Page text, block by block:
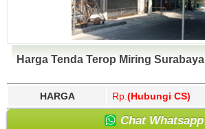
Harga Tenda Terop Miring Surabaya
HARGA Rp. (Hubungi CS)
Chat Whatsapp